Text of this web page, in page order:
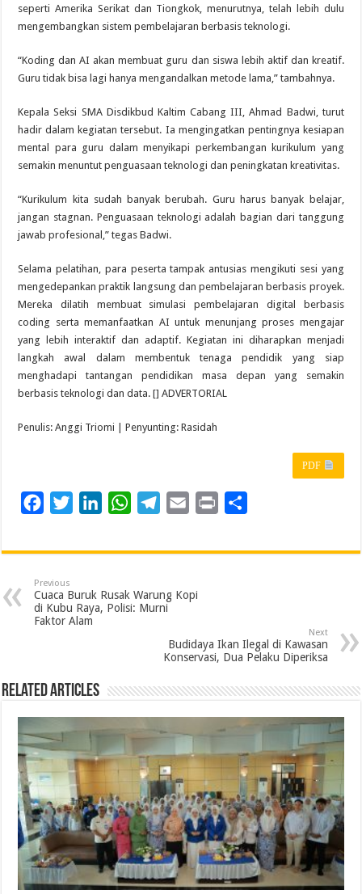
seperti Amerika Serikat dan Tiongkok, menurutnya, telah lebih dulu
mengembangkan sistem pembelajaran berbasis teknologi.
“Koding dan AI akan membuat guru dan siswa lebih aktif dan kreatif.
Guru tidak bisa lagi hanya mengandalkan metode lama,” tambahnya.
Kepala Seksi SMA Disdikbud Kaltim Cabang III, Ahmad Badwi, turut
hadir dalam kegiatan tersebut. Ia mengingatkan pentingnya kesiapan
mental para guru dalam menyikapi perkembangan kurikulum yang
semakin menuntut penguasaan teknologi dan peningkatan kreativitas.
“Kurikulum kita sudah banyak berubah. Guru harus banyak belajar,
jangan stagnan. Penguasaan teknologi adalah bagian dari tanggung
jawab profesional,” tegas Badwi.
Selama pelatihan, para peserta tampak antusias mengikuti sesi yang
mengedepankan praktik langsung dan pembelajaran berbasis proyek.
Mereka dilatih membuat simulasi pembelajaran digital berbasis
coding serta memanfaatkan AI untuk menunjang proses mengajar
yang lebih interaktif dan adaptif. Kegiatan ini diharapkan menjadi
langkah awal dalam membentuk tenaga pendidik yang siap
menghadapi tantangan pendidikan masa depan yang semakin
berbasis teknologi dan data. [] ADVERTORIAL
Penulis: Anggi Triomi | Penyunting: Rasidah
PDF
c
b
o
i
t
e
n
e
d
W
a
s
A
l
g
r
m
a
l
i
a
Previous
Cuaca Buruk Rusak Warung Kopi
di Kubu Raya, Polisi: Murni
Faktor Alam
Next
Budidaya Ikan Ilegal di Kawasan
Konservasi, Dua Pelaku Diperiksa
Related Articles